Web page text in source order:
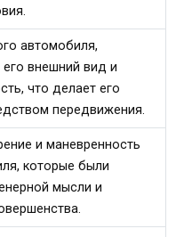
автомобиля,
внешний вид и
что делает его
передвижения.
и маневренность
которые были
мысли и